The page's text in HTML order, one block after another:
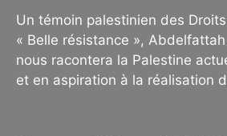
Un témoin palestinien des
« Belle résistance », Abdelfattah
nous racontera la Palestine
et en aspiration à la réalisation